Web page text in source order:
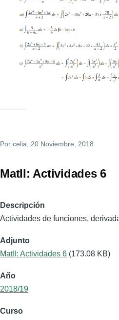
Por celia , 20 Noviembre, 2018
MatII: Actividades 6
Descripción
Actividades de funciones,
Adjunto
MatII: Actividades 6 (173.08 KB)
Año
2018/19
Curso